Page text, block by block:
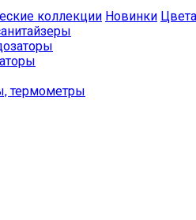
коллекции Новинки Цвета
термометры